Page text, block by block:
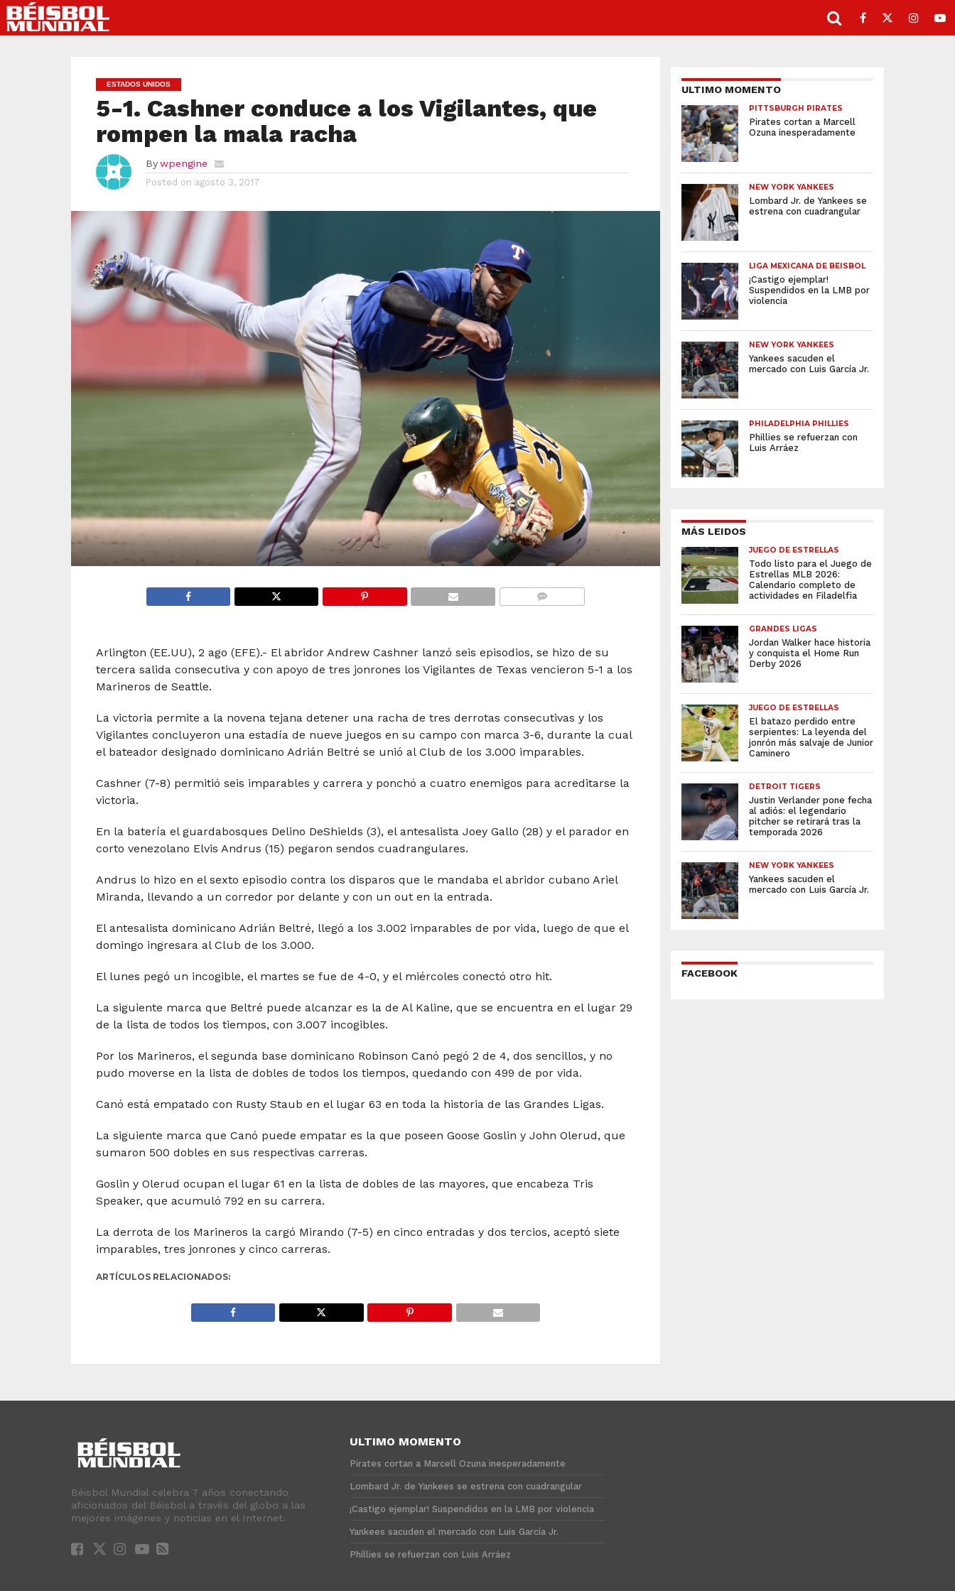
ESTADOS UNIDOS
5-1. Cashner conduce a los Vigilantes, que
rompen la mala racha
By wpengine
Posted on agosto 3, 2017
Arlington (EE.UU), 2 ago (EFE).- El abridor Andrew Cashner lanzó seis episodios, se hizo de su
tercera salida consecutiva y con apoyo de tres jonrones los Vigilantes de Texas vencieron 5-1 a los
Marineros de Seattle.
La victoria permite a la novena tejana detener una racha de tres derrotas consecutivas y los
Vigilantes concluyeron una estadía de nueve juegos en su campo con marca 3-6, durante la cual
el bateador designado dominicano Adrián Beltré se unió al Club de los 3.000 imparables.
Cashner (7-8) permitió seis imparables y carrera y ponchó a cuatro enemigos para acreditarse la
victoria.
En la batería el guardabosques Delino DeShields (3), el antesalista Joey Gallo (28) y el parador en
corto venezolano Elvis Andrus (15) pegaron sendos cuadrangulares.
Andrus lo hizo en el sexto episodio contra los disparos que le mandaba el abridor cubano Ariel
Miranda, llevando a un corredor por delante y con un out en la entrada.
El antesalista dominicano Adrián Beltré, llegó a los 3.002 imparables de por vida, luego de que el
domingo ingresara al Club de los 3.000.
El lunes pegó un incogible, el martes se fue de 4-0, y el miércoles conectó otro hit.
La siguiente marca que Beltré puede alcanzar es la de Al Kaline, que se encuentra en el lugar 29
de la lista de todos los tiempos, con 3.007 incogibles.
Por los Marineros, el segunda base dominicano Robinson Canó pegó 2 de 4, dos sencillos, y no
pudo moverse en la lista de dobles de todos los tiempos, quedando con 499 de por vida.
Canó está empatado con Rusty Staub en el lugar 63 en toda la historia de las Grandes Ligas.
La siguiente marca que Canó puede empatar es la que poseen Goose Goslin y John Olerud, que
sumaron 500 dobles en sus respectivas carreras.
Goslin y Olerud ocupan el lugar 61 en la lista de dobles de las mayores, que encabeza Tris
Speaker, que acumuló 792 en su carrera.
La derrota de los Marineros la cargó Mirando (7-5) en cinco entradas y dos tercios, aceptó siete
imparables, tres jonrones y cinco carreras.
ARTÍCULOS RELACIONADOS:
ULTIMO MOMENTO
PITTSBURGH PIRATES
Pirates cortan a Marcell
Ozuna inesperadamente
NEW YORK YANKEES
Lombard Jr. de Yankees se
estrena con cuadrangular
LIGA MEXICANA DE BEISBOL
¡Castigo ejemplar!
Suspendidos en la LMB por
violencia
NEW YORK YANKEES
Yankees sacuden el
mercado con Luis García Jr.
PHILADELPHIA PHILLIES
Phillies se refuerzan con
Luis Arráez
MÁS LEIDOS
JUEGO DE ESTRELLAS
Todo listo para el Juego de
Estrellas MLB 2026:
Calendario completo de
actividades en Filadelfia
GRANDES LIGAS
Jordan Walker hace historia
y conquista el Home Run
Derby 2026
JUEGO DE ESTRELLAS
El batazo perdido entre
serpientes: La leyenda del
jonrón más salvaje de Junior
Caminero
DETROIT TIGERS
Justin Verlander pone fecha
al adiós: el legendario
pitcher se retirará tras la
temporada 2026
NEW YORK YANKEES
Yankees sacuden el
mercado con Luis García Jr.
FACEBOOK
Béisbol Mundial celebra 7 años conectando
aficionados del Béisbol a través del globo a las
mejores imágenes y noticias en el Internet.
ULTIMO MOMENTO
Pirates cortan a Marcell Ozuna inesperadamente
Lombard Jr. de Yankees se estrena con cuadrangular
¡Castigo ejemplar! Suspendidos en la LMB por violencia
Yankees sacuden el mercado con Luis García Jr.
Phillies se refuerzan con Luis Arráez